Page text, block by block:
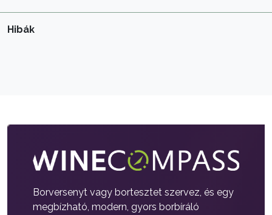
Hibák
Borversenyt vagy bortesztet szervez, és egy
megbízható, modern, gyors borbíráló